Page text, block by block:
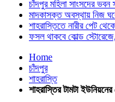
চাঁদপুর মহিলা সাংসদের
মাদকাসক্ত অবস্থায় নিজ
শাহরাস্তিতে নারীর পেট
ফসল থাকবে কোল্ড
Home
চাঁদপুর
শাহরাস্তি
শাহরাস্তির টামটা